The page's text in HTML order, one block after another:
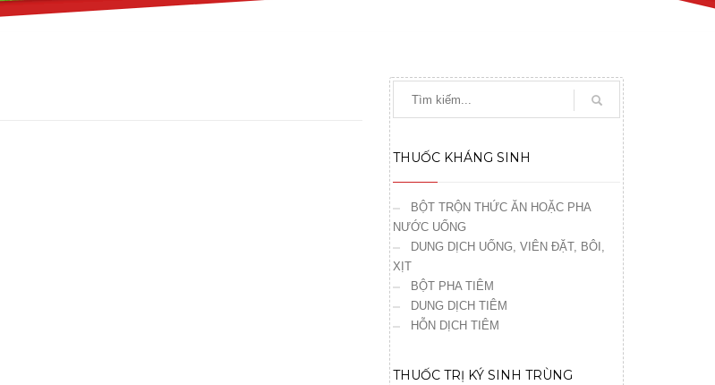
THUỐC KHÁNG SINH
BỘT TRỘN THỨC ĂN HOẶC PHA
NƯỚC UỐNG
DUNG DỊCH UỐNG, VIÊN ĐẶT, BÔI,
XỊT
BỘT PHA TIÊM
DUNG DỊCH TIÊM
HỖN DỊCH TIÊM
THUỐC TRỊ KÝ SINH TRÙNG